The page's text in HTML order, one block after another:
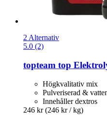
2 Alternativ
5.0 (2)
topteam top
Högkvalitativ mix
Pulveriserad &
Innehåller dextros
246 kr (246 kr / kg)